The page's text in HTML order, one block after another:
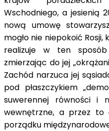
Wschodniego, a jesienią
nową umowę
mogło nie niepokoić Rosji,
realizuje w ten
zmierzając do jej
Zachód narzuca jej
pod płaszczykiem
suwerennej równości i
wewnętrzne, a przez to
porządku